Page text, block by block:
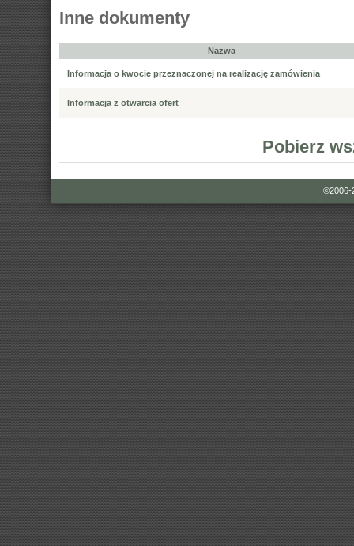
Inne dokumenty
Nazwa
Informacja o kwocie przeznaczonej na realizację zamówienia
Informacja z otwarcia ofert
Pobierz
©2006-